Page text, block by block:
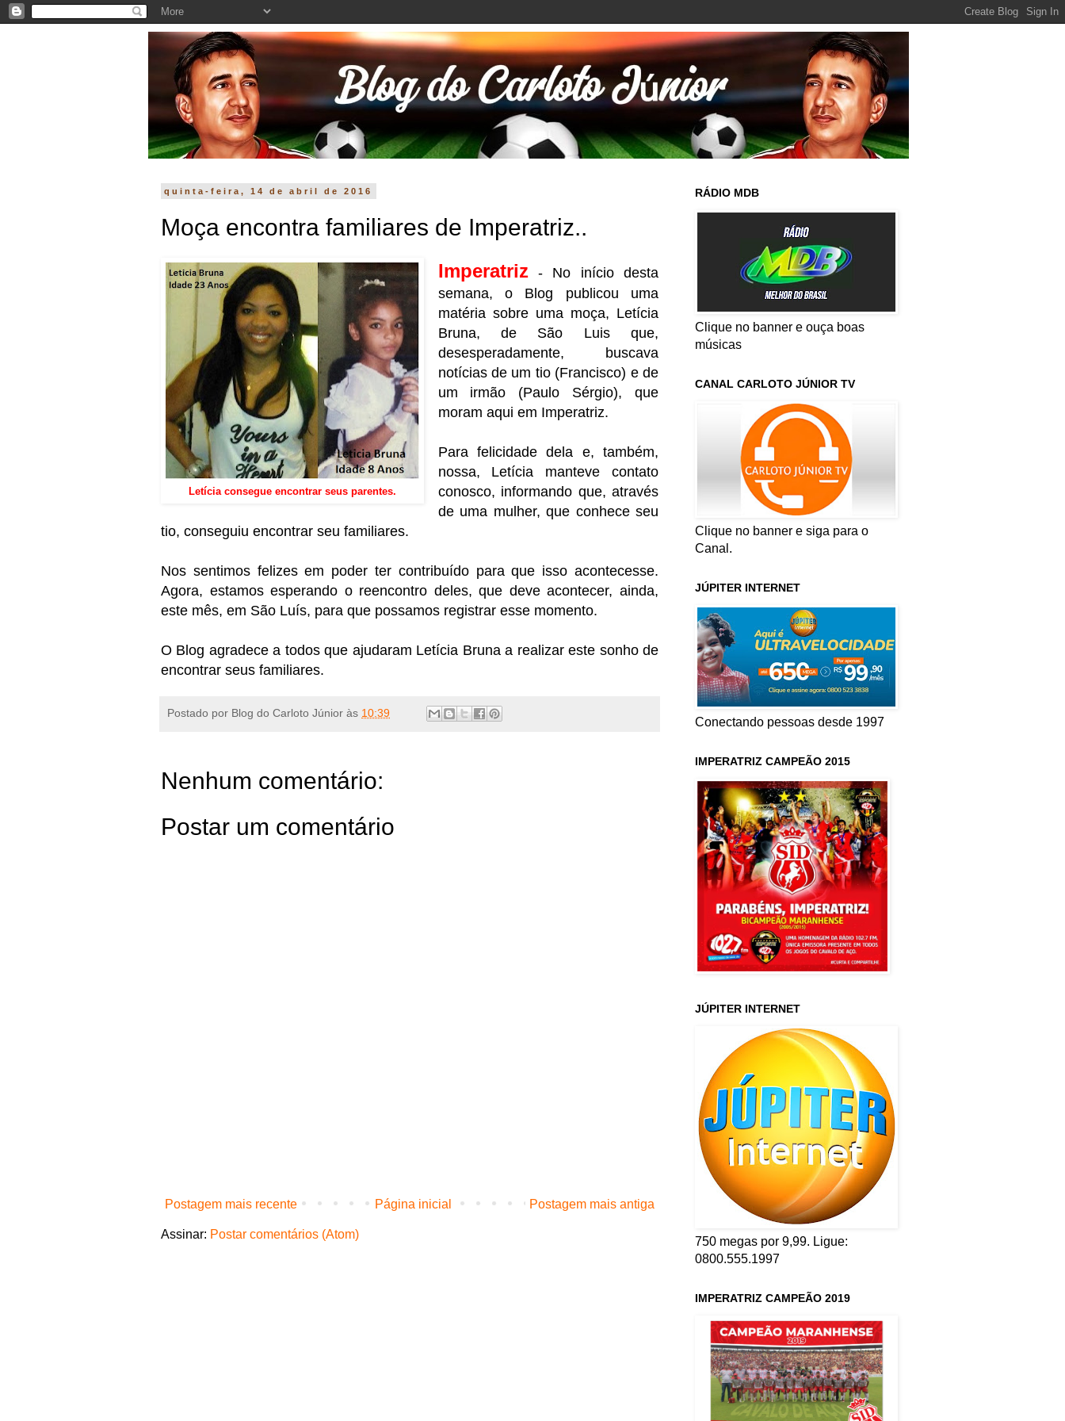
quinta-feira, 14 de abril de 2016
Moça encontra familiares de Imperatriz..
Letícia consegue encontrar seus parentes.
Imperatriz- No início desta
semana, o Blog publicou uma
matéria sobre uma moça, Letícia
Bruna, de São Luis que,
desesperadamente, buscava
notícias de um tio (Francisco) e de
um irmão (Paulo Sérgio), que
moram aqui em Imperatriz.
Para felicidade dela e, também,
nossa, Letícia manteve contato
conosco, informando que, através
de uma mulher, que conhece seu
tio, conseguiu encontrar seu familiares.
Nos sentimos felizes em poder ter contribuído para que isso acontecesse.
Agora, estamos esperando o reencontro deles, que deve acontecer, ainda,
este mês, em São Luís, para que possamos registrar esse momento.
O Blog agradece a todos que ajudaram Letícia Bruna a realizar este sonho de
encontrar seus familiares.
Postado por Blog do Carloto Júnior às 10:39
Nenhum comentário:
Postar um comentário
Postagem mais recente Postagem mais antiga
Página inicial
Assinar: Postar comentários (Atom)
RÁDIO MDB
Clique no banner e ouça boas
músicas
CANAL CARLOTO JÚNIOR TV
Clique no banner e siga para o
Canal.
JÚPITER INTERNET
Conectando pessoas desde 1997
IMPERATRIZ CAMPEÃO 2015
JÚPITER INTERNET
750 megas por 9,99. Ligue:
0800.555.1997
IMPERATRIZ CAMPEÃO 2019